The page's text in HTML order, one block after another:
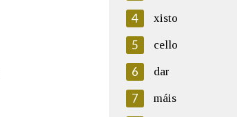
4 xisto
5 cello
6 dar
7 máis